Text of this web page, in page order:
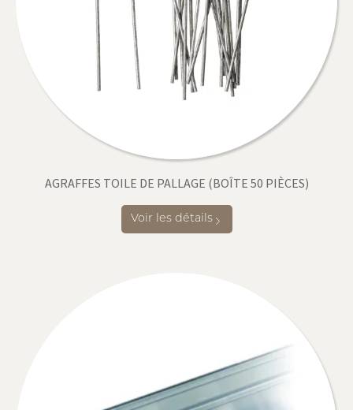
AGRAFFES TOILE DE PALLAGE (BOÎTE 50 PIÈCES)
Voir les détails